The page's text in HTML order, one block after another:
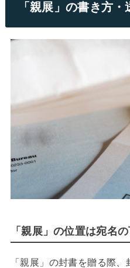
「親展」の書き方・
「親展」の位置は宛名
「親展」の封書を贈る際